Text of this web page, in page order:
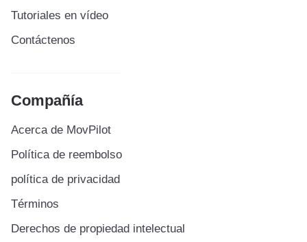
Tutoriales en vídeo
Contáctenos
Compañía
Acerca de MovPilot
Política de reembolso
política de privacidad
Términos
Derechos de propiedad intelectual